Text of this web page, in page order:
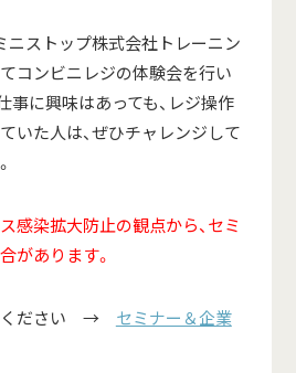
ニストップ株式会社トレーニン
コンビニレジの体験会を行い
事に興味はあっても、レジ操作
いた人は、ぜひチャレンジして
感染拡大防止の観点から、セミ
があります。
ください → セミナー＆企業